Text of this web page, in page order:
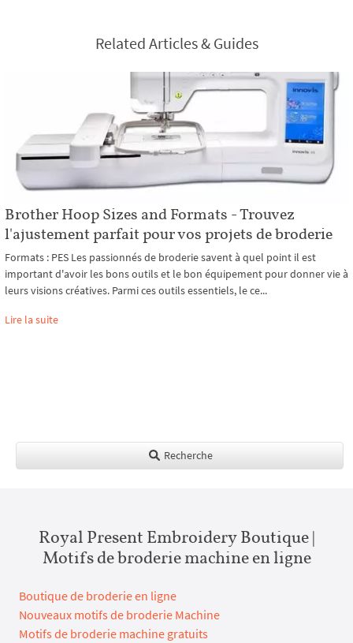
Related Articles & Guides
Brother Hoop Sizes and Formats - Trouvez
l'ajustement parfait pour vos projets de broderie
Formats : PES Les passionnés de broderie savent à quel point il est
important d'avoir les bons outils et le bon équipement pour donner vie à
leurs visions créatives. Parmi ces outils essentiels, le ce...
Lire la suite
Recherche
Royal Present Embroidery Boutique |
Motifs de broderie machine en ligne
Boutique de broderie en ligne
Nouveaux motifs de broderie Machine
Motifs de broderie machine gratuits